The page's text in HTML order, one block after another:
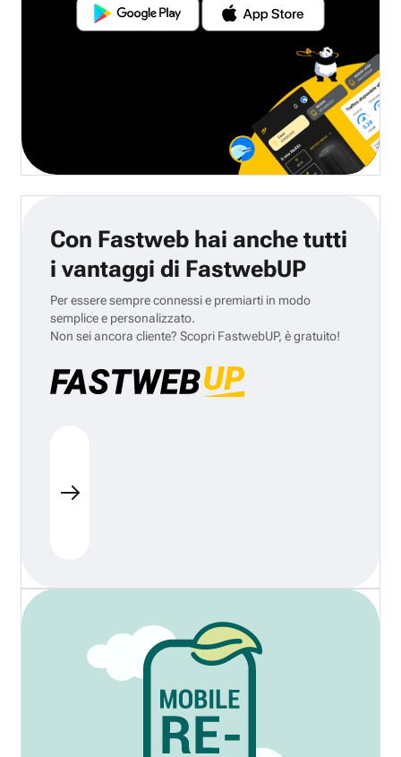
Con Fastweb hai anche tutti
i vantaggi di FastwebUP
Per essere sempre connessi e premiarti in modo
semplice e personalizzato.
Non sei ancora cliente? Scopri FastwebUP, è gratuito!